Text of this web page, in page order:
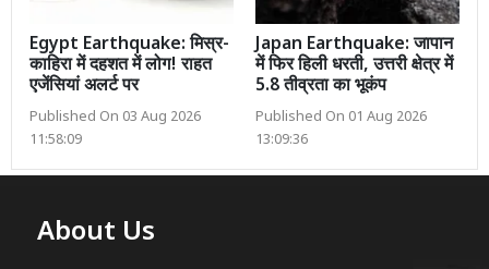
Egypt Earthquake: मिस्र-
काहिरा में दहशत में लोग! राहत
एजेंसियां अलर्ट पर
Published On 03 Aug 2026
11:58:09
Japan Earthquake: जापान
में फिर हिली धरती, उत्तरी क्षेत्र में
5.8 तीव्रता का भूकंप
Published On 01 Aug 2026
13:09:36
About Us